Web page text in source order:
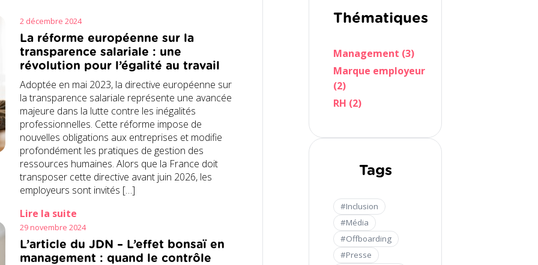
2 décembre 2024
La réforme européenne sur la
transparence salariale : une
révolution pour l’égalité au travail
Adoptée en mai 2023, la directive européenne sur
la transparence salariale représente une avancée
majeure dans la lutte contre les inégalités
professionnelles. Cette réforme impose de
nouvelles obligations aux entreprises et modifie
profondément les pratiques de gestion des
ressources humaines. Alors que la France doit
transposer cette directive avant juin 2026, les
employeurs sont invités […]
Lire la suite
29 novembre 2024
L’article du JDN – L’effet bonsaï en
management : quand le contrôle
Thématiques
Management (3)
Marque employeur
(2)
RH (2)
Tags
#Inclusion
#Média
#Offboarding
#Presse